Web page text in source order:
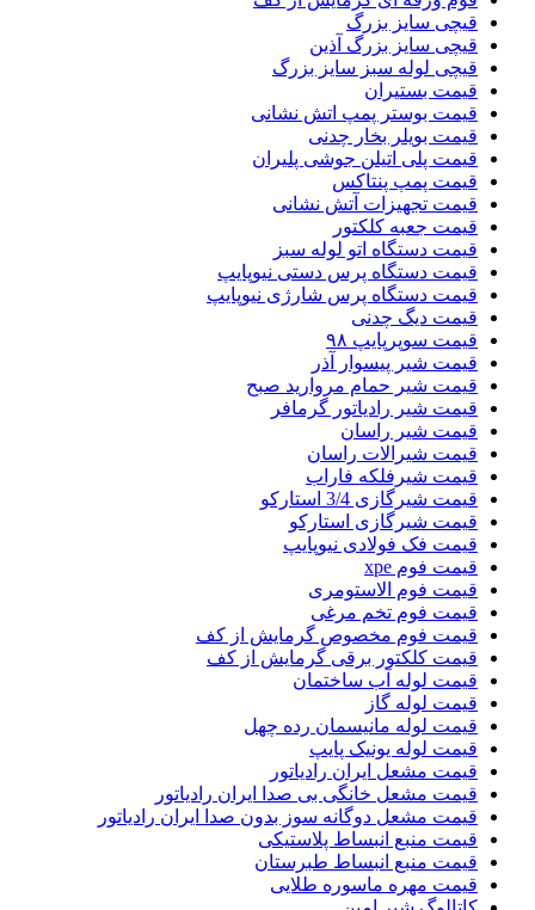
قیچی سایز بزرگ
قیچی سایز بزرگ آذین
قیچی لوله سبز سایز بزرگ
قیمت بستیران
قیمت بوستر پمپ اتش نشانی
قیمت بویلر بخار چدنی
قیمت پلی اتیلن جوشی پلیران
قیمت پمپ پنتاکس
قیمت تجهیزات آتش نشانی
قیمت جعبه کلکتور
قیمت دستگاه اتو لوله سبز
قیمت دستگاه پرس دستی نیوپایپ
قیمت دستگاه پرس شارژی نیوپایپ
قیمت دیگ چدنی
قیمت سوپرپایپ ۹۸
قیمت شیر پیسوار آذر
قیمت شیر حمام مروارید صبح
قیمت شیر رادیاتور گرمافر
قیمت شیر راسان
قیمت شیرالات راسان
قیمت شیرفلکه فاراب
قیمت شیرگازی 3/4 استارکو
قیمت شیرگازی استارکو
قیمت فک فولادی نیوپایپ
قیمت فوم xpe
قیمت فوم الاستومری
قیمت فوم تخم مرغی
قیمت فوم مخصوص گرمایش از کف
قیمت کلکتور برقی گرمایش از کف
قیمت لوله آب ساختمان
قیمت لوله گاز
قیمت لوله مانیسمان رده چهل
قیمت لوله یونیک پایپ
قیمت مشعل ایران رادیاتور
قیمت مشعل خانگی بی صدا ایران رادیاتور
قیمت مشعل دوگانه سوز بدون صدا ایران رادیاتور
قیمت منبع انبساط پلاستیکی
قیمت منبع انبساط طبرستان
قیمت مهره ماسوره طلایی